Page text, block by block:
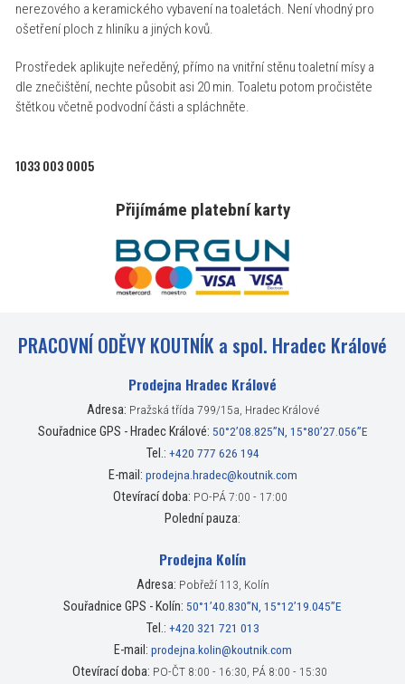
nerezového a keramického vybavení na toaletách. Není vhodný pro
ošetření ploch z hliníku a jiných kovů.
Prostředek aplikujte neředěný, přímo na vnitřní stěnu toaletní mísy a
dle znečištění, nechte působit asi 20 min. Toaletu potom pročistěte
štětkou včetně podvodní části a spláchněte.
1033 003 0005
Přijímáme platební karty
PRACOVNÍ ODĚVY KOUTNÍK a spol. Hradec Králové
Prodejna Hradec Králové
Adresa: Pražská třída 799/15a, Hradec Králové
Souřadnice GPS - Hradec Králové: 50°2’08.825”N, 15°80’27.056”E
Tel.: +420 777 626 194
E-mail: prodejna.hradec@koutnik.com
Otevírací doba: PO-PÁ 7:00 - 17:00
Polední pauza:
Prodejna Kolín
Adresa: Pobřeží 113, Kolín
Souřadnice GPS - Kolín: 50°1’40.830”N, 15°12’19.045”E
Tel.: +420 321 721 013
E-mail: prodejna.kolin@koutnik.com
Otevírací doba: PO-ČT 8:00 - 16:30, PÁ 8:00 - 15:30